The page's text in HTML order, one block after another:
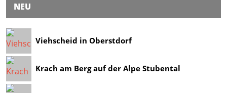
NEU
Viehscheid in Oberstdorf
Krach am Berg auf der Alpe Stubental